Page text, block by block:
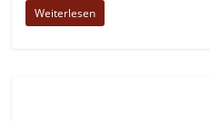
Weiterlesen